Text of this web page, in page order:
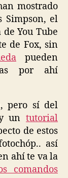
mostrado
Simpson, el
You Tube
de Fox, sin
pueden
por ahí
pero sí del
un tutorial
de estos
así
ahí te va la
comandos